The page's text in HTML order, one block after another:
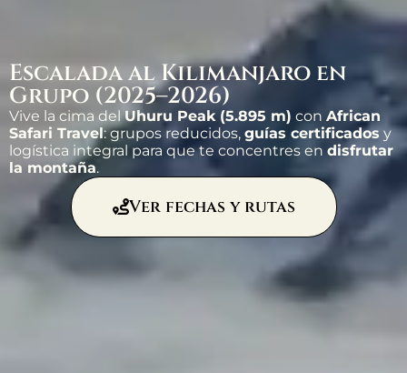
Escalada al Kilimanjaro en
Grupo (2025–2026)
Vive la cima delUhuru Peak (5.895 m) con African
Safari Travel: grupos reducidos, guías certificados y
logística integral para que te concentres en disfrutar
la montaña.
Ver fechas y rutas